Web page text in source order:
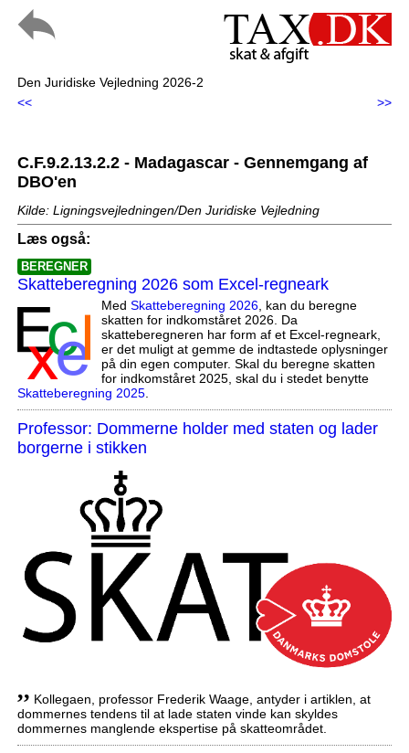
Den Juridiske Vejledning 2026-2
<<
>>
C.F.9.2.13.2.2 - Madagascar - Gennemgang af
DBO'en
Kilde: Ligningsvejledningen/Den Juridiske Vejledning
Læs også:
BEREGNER
Skatteberegning 2026 som Excel-regneark
Med Skatteberegning 2026, kan du beregne
skatten for indkomståret 2026. Da
skatteberegneren har form af et Excel-regneark,
er det muligt at gemme de indtastede oplysninger
på din egen computer. Skal du beregne skatten
for indkomståret 2025, skal du i stedet benytte
Skatteberegning 2025.
Professor: Dommerne holder med staten og lader
borgerne i stikken
,, Kollegaen, professor Frederik Waage, antyder i artiklen, at
dommernes tendens til at lade staten vinde kan skyldes
dommernes manglende ekspertise på skatteområdet.